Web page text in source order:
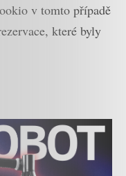
v tomto případě
které byly